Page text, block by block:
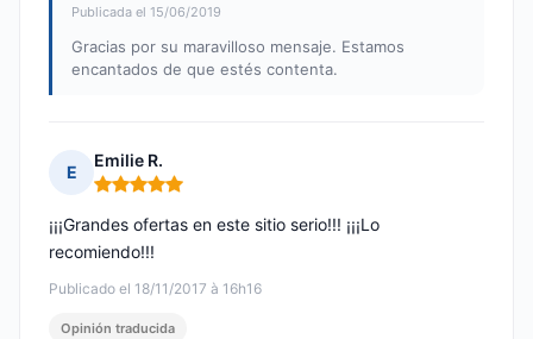
Publicada el 15/06/2019
Gracias por su maravilloso mensaje. Estamos
encantados de que estés contenta.
E
Emilie R.
Nota: 5 de 5
Publicado el 18/11/2017 à 16h16
¡¡¡Grandes ofertas en este sitio serio!!! ¡¡¡Lo
recomiendo!!!
Opinión traducida